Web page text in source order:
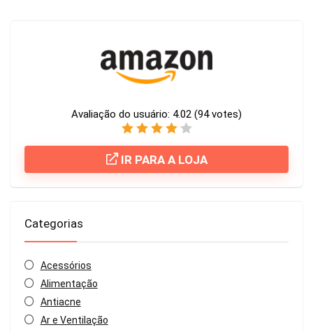
Avaliação do usuário: 4.02 (94votes)
IR PARA A LOJA
Categorias
Acessórios
Alimentação
Antiacne
Ar e Ventilação